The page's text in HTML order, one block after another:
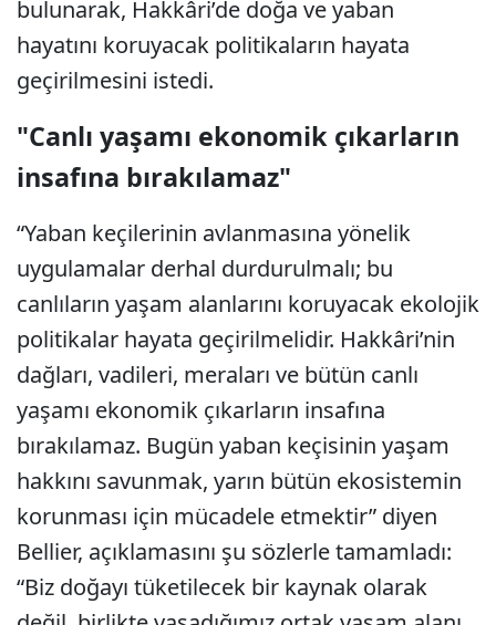
bulunarak, Hakkâri’de doğa ve yaban
hayatını koruyacak politikaların hayata
geçirilmesini istedi.
"Canlı yaşamı ekonomik çıkarların
insafına bırakılamaz"
“Yaban keçilerinin avlanmasına yönelik
uygulamalar derhal durdurulmalı; bu
canlıların yaşam alanlarını koruyacak ekolojik
politikalar hayata geçirilmelidir. Hakkâri’nin
dağları, vadileri, meraları ve bütün canlı
yaşamı ekonomik çıkarların insafına
bırakılamaz. Bugün yaban keçisinin yaşam
hakkını savunmak, yarın bütün ekosistemin
korunması için mücadele etmektir” diyen
Bellier, açıklamasını şu sözlerle tamamladı:
“Biz doğayı tüketilecek bir kaynak olarak